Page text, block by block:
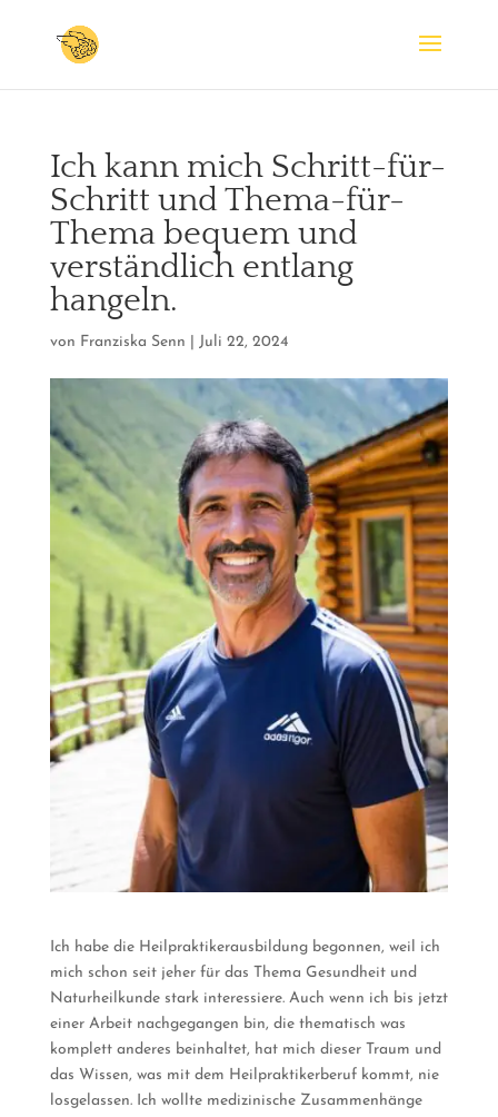
Ich kann mich Schritt-für-
Schritt und Thema-für-
Thema bequem und
verständlich entlang
hangeln.
von Franziska Senn Juli 22, 2024
Ich habe die Heilpraktikerausbildung begonnen, weil ich
mich schon seit jeher für das Thema Gesundheit und
Naturheilkunde stark interessiere. Auch wenn ich bis jetzt
einer Arbeit nachgegangen bin, die thematisch was
komplett anderes beinhaltet, hat mich dieser Traum und
das Wissen, was mit dem Heilpraktikerberuf kommt, nie
losgelassen. Ich wollte medizinische Zusammenhänge